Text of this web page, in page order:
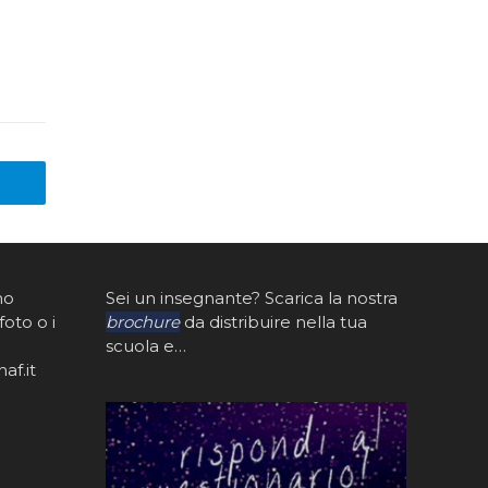
o i
Sei un insegnante? Scarica la nostra
brochureda distribuire nella tua
scuola e…